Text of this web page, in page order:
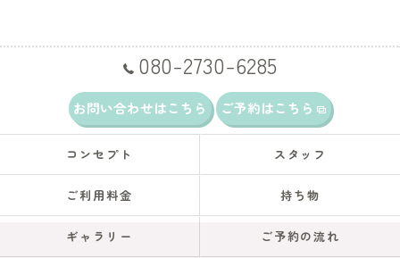
080-2730-6285
お問い合わせはこちら ご予約はこちら
コンセプト スタッフ
ご利用料金 持ち物
ギャラリー ご予約の流れ